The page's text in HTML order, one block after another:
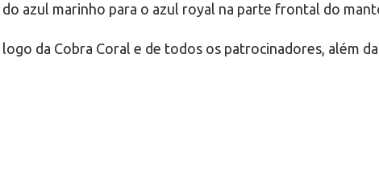
azul marinho para o azul royal na parte frontal do
da Cobra Coral e de todos os patrocinadores, além